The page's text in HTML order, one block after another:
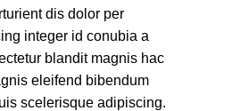
dis dolor per
integer id conubia a
blandit magnis hac
eleifend bibendum
scelerisque adipiscing.